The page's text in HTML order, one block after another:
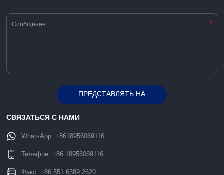
*
ПРЕДСТАВЛЯТЬ НА
СВЯЗАТЬСЯ С НАМИ
WhatsApp:+8618956069116
Телефон:+86 18956069116
Факс: +86 551 6389 2620